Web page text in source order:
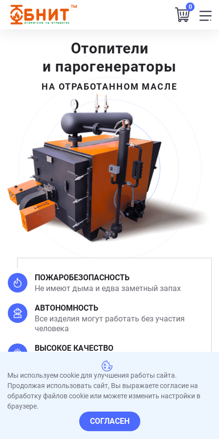
Мы используем cookie для улучшения работы сайта.
Продолжая использовать сайт, Вы выражаете согласие на
обработку файлов cookie или можете изменить настройки в
браузере.
СОГЛАСЕН
0
Отопители
и парогенераторы
НА ОТРАБОТАННОМ МАСЛЕ
ПОЖАРОБЕЗОПАСНОСТЬ
Не имеют дыма и едва заметный запах
АВТОНОМНОСТЬ
Все изделия могут работать без участия
человека
ВЫСОКОЕ КАЧЕСТВО
Подготовлены к работе с отработанным
маслом любого качества
НАЛИЧИЕ ТОВАРНОГО ЗНАКА
Скачать Pdf